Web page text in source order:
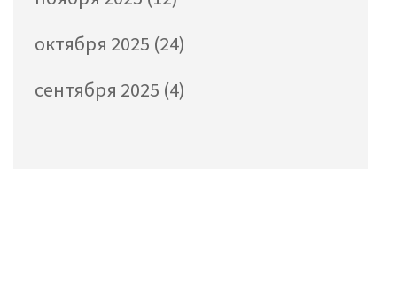
октября 2025 (24)
сентября 2025 (4)